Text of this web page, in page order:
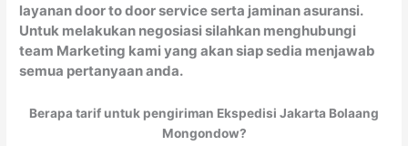
layanan door to door service serta jaminan asuransi.
Untuk melakukan negosiasi silahkan menghubungi
team Marketing kami yang akan siap sedia menjawab
semua pertanyaan anda.
Berapa tarif untuk pengiriman Ekspedisi Jakarta Bolaang
Mongondow?